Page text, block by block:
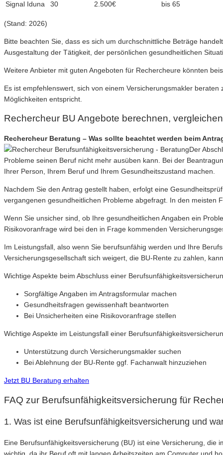
Signal Iduna 30 2.500€ bis 65
(Stand: 2026)
Bitte beachten Sie, dass es sich um durchschnittliche Beträge
Ausgestaltung der Tätigkeit, der persönlichen gesundheitlichen
Weitere Anbieter mit guten Angeboten für Rechercheure könnten
Es ist empfehlenswert, sich von einem Versicherungsmakler
Möglichkeiten entspricht.
Rechercheur BU Angebote berechnen,
Rechercheur Beratung – Was sollte beachtet werden beim
Der
Probleme seinen Beruf nicht mehr ausüben kann. Bei der
Ihrer Person, Ihrem Beruf und Ihrem Gesundheitszustand machen.
Nachdem Sie den Antrag gestellt haben, erfolgt eine
vergangenen gesundheitlichen Probleme abgefragt. In den meisten
Wenn Sie unsicher sind, ob Ihre gesundheitlichen Angaben ein
Risikovoranfrage wird bei den in Frage kommenden
Im Leistungsfall, also wenn Sie berufsunfähig werden und Ihre
Versicherungsgesellschaft sich weigert, die BU-Rente zu zahlen,
Wichtige Aspekte beim Abschluss einer
Sorgfältige Angaben im Antragsformular machen
Gesundheitsfragen gewissenhaft beantworten
Bei Unsicherheiten eine Risikovoranfrage stellen
Wichtige Aspekte im Leistungsfall einer
Unterstützung durch Versicherungsmakler suchen
Bei Ablehnung der BU-Rente ggf. Fachanwalt hinzuziehen
Jetzt BU Beratung erhalten
FAQ zur Berufsunfähigkeitsversicherung für
1. Was ist eine Berufsunfähigkeitsversicherung und
Eine Berufsunfähigkeitsversicherung (BU) ist eine Versicherung,